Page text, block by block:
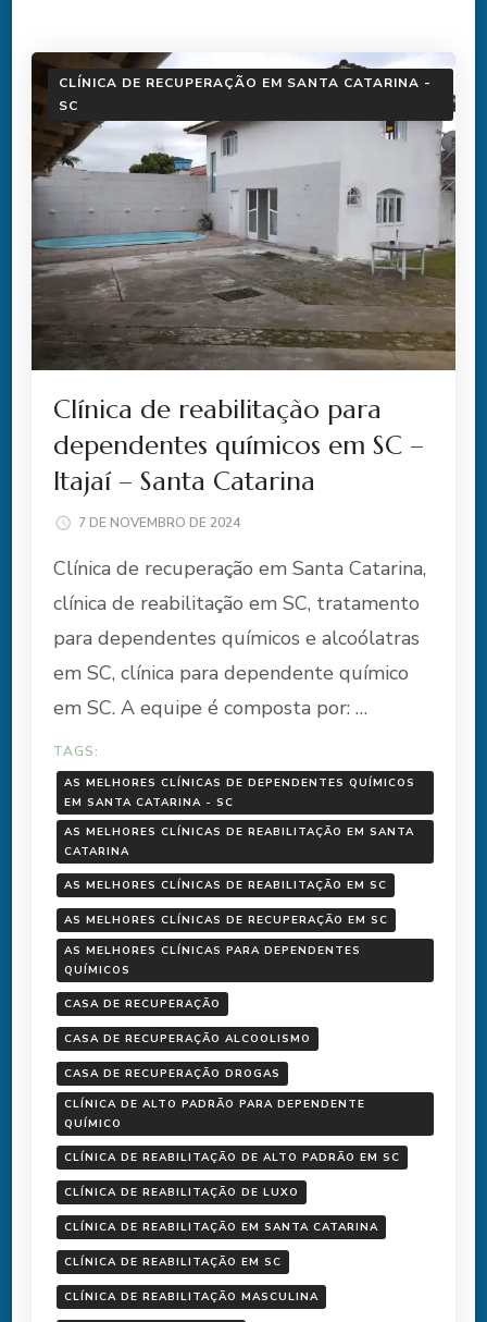
CLÍNICA DE RECUPERAÇÃO EM SANTA CATARINA -
SC
Clínica de reabilitação para
dependentes químicos em SC –
Itajaí – Santa Catarina
7 DE NOVEMBRO DE 2024
Clínica de recuperação em Santa Catarina,
clínica de reabilitação em SC, tratamento
para dependentes químicos e alcoólatras
em SC, clínica para dependente químico
em SC. A equipe é composta por: …
TAGS:
AS MELHORES CLÍNICAS DE DEPENDENTES QUÍMICOS
EM SANTA CATARINA - SC
AS MELHORES CLÍNICAS DE REABILITAÇÃO EM SANTA
CATARINA
AS MELHORES CLÍNICAS DE REABILITAÇÃO EM SC
AS MELHORES CLÍNICAS DE RECUPERAÇÃO EM SC
AS MELHORES CLÍNICAS PARA DEPENDENTES
QUÍMICOS
CASA DE RECUPERAÇÃO
CASA DE RECUPERAÇÃO ALCOOLISMO
CASA DE RECUPERAÇÃO DROGAS
CLÍNICA DE ALTO PADRÃO PARA DEPENDENTE
QUÍMICO
CLÍNICA DE REABILITAÇÃO DE ALTO PADRÃO EM SC
CLÍNICA DE REABILITAÇÃO DE LUXO
CLÍNICA DE REABILITAÇÃO EM SANTA CATARINA
CLÍNICA DE REABILITAÇÃO EM SC
CLÍNICA DE REABILITAÇÃO MASCULINA